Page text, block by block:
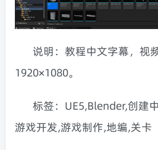
说明：教程中文字幕，视
1920×1080。
标签：UE5,Blender,创建
游戏开发,游戏制作,地编,关卡